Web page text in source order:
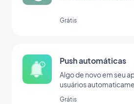
Grátis
Push automáticas
Algo de novo em seu
usuários
Grátis